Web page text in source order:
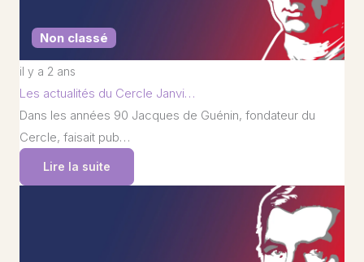
Non classé
il y a 2 ans
Les actualités du Cercle Janvi…
Dans les années 90 Jacques de Guénin, fondateur du
Cercle, faisait pub…
Lire la suite